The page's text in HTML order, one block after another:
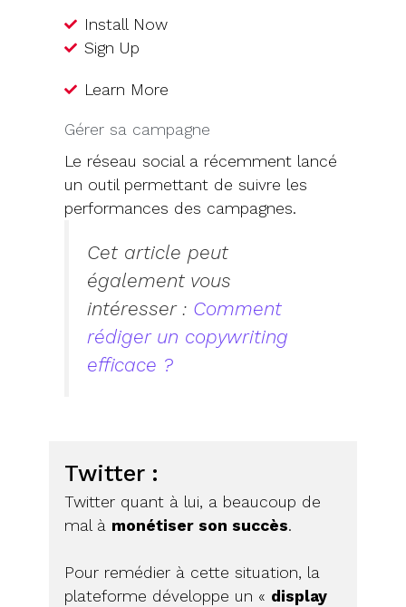
Install Now
Sign Up
Learn More
Gérer sa campagne
Le réseau social a récemment lancé
un outil permettant de suivre les
performances des campagnes.
Cet article peut
également vous
intéresser : Comment
rédiger un copywriting
efficace ?
Twitter :
Twitter quant à lui, a beaucoup de
mal à monétiser son succès.
Pour remédier à cette situation, la
plateforme développe un « display